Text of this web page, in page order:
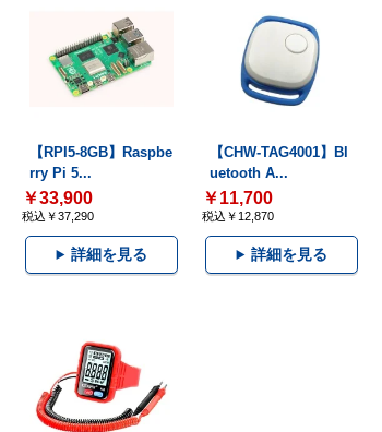
【RPI5-8GB】Raspbe
rry Pi 5...
￥33,900
税込￥37,290
詳細を見る
【CHW-TAG4001】Bl
uetooth A...
￥11,700
税込￥12,870
詳細を見る